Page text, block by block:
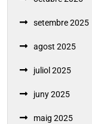
setembre 2025
agost 2025
juliol 2025
juny 2025
maig 2025